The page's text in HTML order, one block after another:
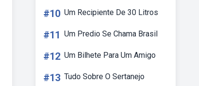
#10 Um Recipiente De 30 Litros
#11 Um Predio Se Chama Brasil
#12 Um Bilhete Para Um Amigo
#13 Tudo Sobre O Sertanejo